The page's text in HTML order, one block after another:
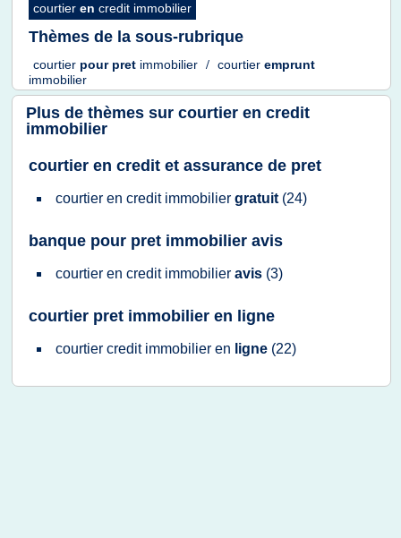
courtier en credit immobilier
Thèmes de la sous-rubrique
courtier pour pret immobilier / courtier emprunt
immobilier
Plus de thèmes sur courtier en credit
immobilier
courtier en credit et assurance de pret
courtier en credit immobilier gratuit (24)
banque pour pret immobilier avis
courtier en credit immobilier avis (3)
courtier pret immobilier en ligne
courtier credit immobilier en ligne (22)